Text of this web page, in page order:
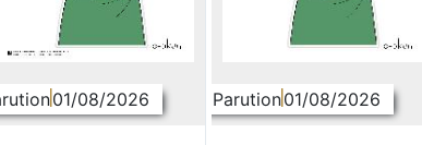
01/08/2026 Parution01/08/2026